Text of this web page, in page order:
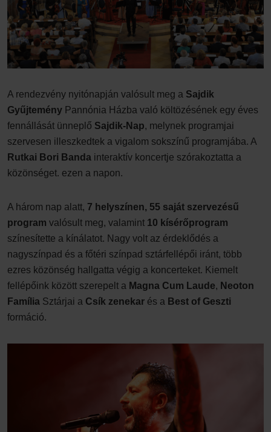
A rendezvény nyitónapján valósult meg a Sajdik
Gyűjtemény Pannónia Házba való költözésének egy éves
fennállását ünneplő Sajdik-Nap, melynek programjai
szervesen illeszkedtek a vigalom sokszínű programjába. A
Rutkai Bori Banda interaktív koncertje szórakoztatta a
közönséget. ezen a napon.
A három nap alatt, 7 helyszínen, 55 saját szervezésű
program valósult meg, valamint 10 kísérőprogram
színesítette a kínálatot. Nagy volt az érdeklődés a
nagyszínpad és a főtéri színpad sztárfellépői iránt, több
ezres közönség hallgatta végig a koncerteket. Kiemelt
fellépőink között szerepelt a Magna Cum Laude, Neoton
Família Sztárjai a Csík zenekar és a Best of Geszti
formáció.